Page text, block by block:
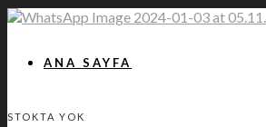
ANA SAYFA
STOKTA YOK